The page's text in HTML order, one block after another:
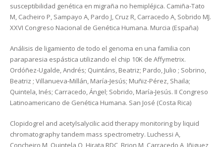
susceptibilidad genética en migraña no hemipléjica. Camiña-Tato
M, Cacheiro P, Sampayo A, Pardo J, Cruz R, Carracedo A, Sobrido MJ.
XXVI Congreso Nacional de Genética Humana. Murcia (España)
Análisis de ligamiento de todo el genoma en una familia con
paraparesia espástica utilizando el chip 10K de Affymetrix.
Ordóñez-Ugalde, Andrés; Quintáns, Beatriz; Pardo, Julio ; Sobrino,
Beatriz ; Villanueva-Millán, María-Jesús; Muñiz-Pérez, Shaila;
Quintela, Inés; Carracedo, Ángel; Sobrido, María-Jesús. II Congreso
Latinoamericano de Genética Humana. San José (Costa Rica)
Clopidogrel and acetylsalycilic acid therapy monitoring by liquid
chromatography tandem mass spectrometry. Luchessi A,
Concheiro M, Quintela O, Hirata RDC, Brion M, Carracedo A, Iñiguez